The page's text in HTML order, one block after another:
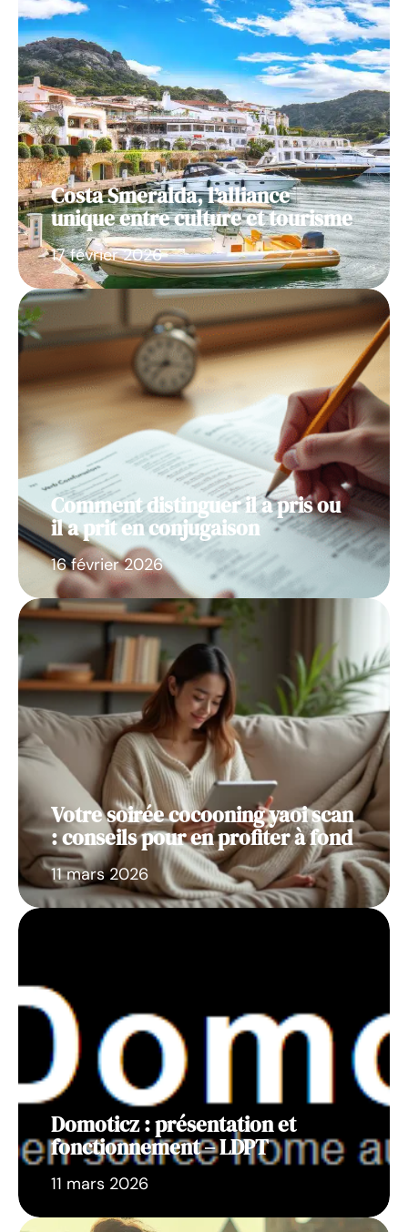
Costa Smeralda, l’alliance
unique entre culture et tourisme
17 février 2026
Comment distinguer il a pris ou
il a prit en conjugaison
16 février 2026
Votre soirée cocooning yaoi scan
: conseils pour en profiter à fond
11 mars 2026
Domoticz : présentation et
fonctionnement – LDPT
11 mars 2026